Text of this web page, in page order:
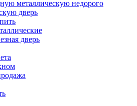
металлическую недорого
дверь
дверь